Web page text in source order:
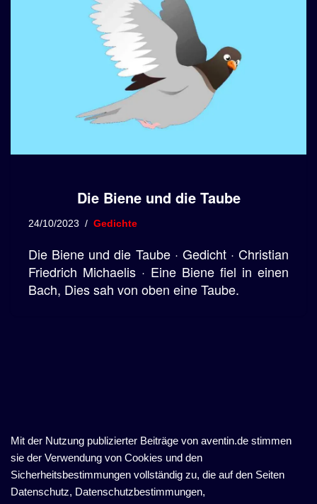
Die Biene und die Taube
24/10/2023 Gedichte
Die Biene und die Taube · Gedicht · Christian
Friedrich Michaelis · Eine Biene fiel in einen
Bach, Dies sah von oben eine Taube.
Mit der Nutzung publizierter Beiträge von aventin.de stimmen
sie der Verwendung von Cookies und den
Sicherheitsbestimmungen vollständig zu, die auf den Seiten
Datenschutz, Datenschutzbestimmungen,